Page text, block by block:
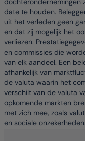
date te houden.
uit het verleden geen
en dat zij mogelijk het
verliezen.
en commissies die
van elk aandeel. Een
afhankelijk van
de valuta waarin het
verschilt van de valuta
opkomende markten
met zich mee, zoals
en sociale onzekerheden.